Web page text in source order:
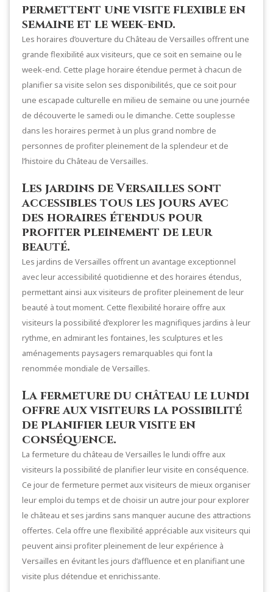
permettent une visite flexible en
semaine et le week-end.
Les horaires d’ouverture du Château de Versailles offrent une
grande flexibilité aux visiteurs, que ce soit en semaine ou le
week-end. Cette plage horaire étendue permet à chacun de
planifier sa visite selon ses disponibilités, que ce soit pour
une escapade culturelle en milieu de semaine ou une journée
de découverte le samedi ou le dimanche. Cette souplesse
dans les horaires permet à un plus grand nombre de
personnes de profiter pleinement de la splendeur et de
l’histoire du Château de Versailles.
Les jardins de Versailles sont
accessibles tous les jours avec
des horaires étendus pour
profiter pleinement de leur
beauté.
Les jardins de Versailles offrent un avantage exceptionnel
avec leur accessibilité quotidienne et des horaires étendus,
permettant ainsi aux visiteurs de profiter pleinement de leur
beauté à tout moment. Cette flexibilité horaire offre aux
visiteurs la possibilité d’explorer les magnifiques jardins à leur
rythme, en admirant les fontaines, les sculptures et les
aménagements paysagers remarquables qui font la
renommée mondiale de Versailles.
La fermeture du château le lundi
offre aux visiteurs la possibilité
de planifier leur visite en
conséquence.
La fermeture du château de Versailles le lundi offre aux
visiteurs la possibilité de planifier leur visite en conséquence.
Ce jour de fermeture permet aux visiteurs de mieux organiser
leur emploi du temps et de choisir un autre jour pour explorer
le château et ses jardins sans manquer aucune des attractions
offertes. Cela offre une flexibilité appréciable aux visiteurs qui
peuvent ainsi profiter pleinement de leur expérience à
Versailles en évitant les jours d’affluence et en planifiant une
visite plus détendue et enrichissante.